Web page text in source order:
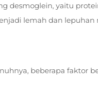
desmoglein, yaitu
lemah dan
beberapa faktor